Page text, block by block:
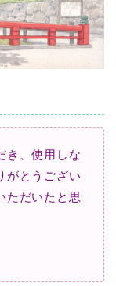
き、使用しな
がとうござい
ただいたと思